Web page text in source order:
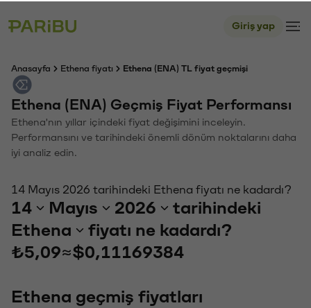
Giriş yap
Anasayfa Ethena fiyatı Ethena (ENA) TL fiyat geçmişi
Ethena (ENA) Geçmiş Fiyat Performansı
Ethena'nın yıllar içindeki fiyat değişimini inceleyin.
Performansını ve tarihindeki önemli dönüm noktalarını daha
iyi analiz edin.
14 Mayıs 2026 tarihindeki Ethena fiyatı ne kadardı?
14 Mayıs 2026
tarihindeki
Ethena
fiyatı ne kadardı?
₺5,09≈$0,11169384
Ethena geçmiş fiyatları